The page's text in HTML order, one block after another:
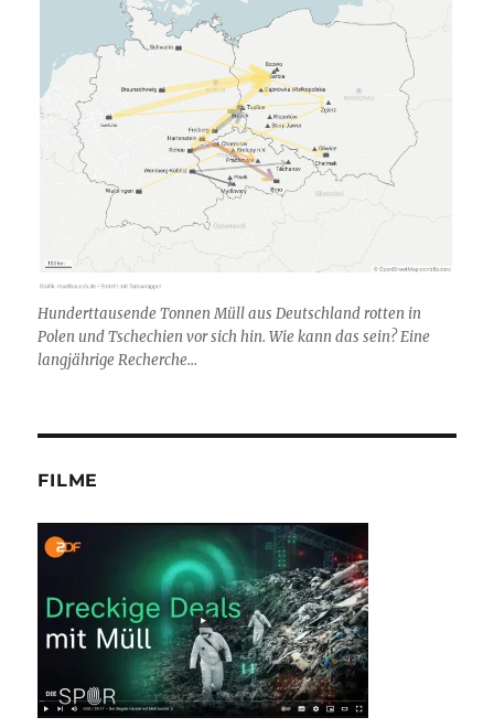
Hunderttausende Tonnen Müll aus Deutschland rotten in
Polen und Tschechien vor sich hin. Wie kann das sein? Eine
langjährige Recherche...
FILME